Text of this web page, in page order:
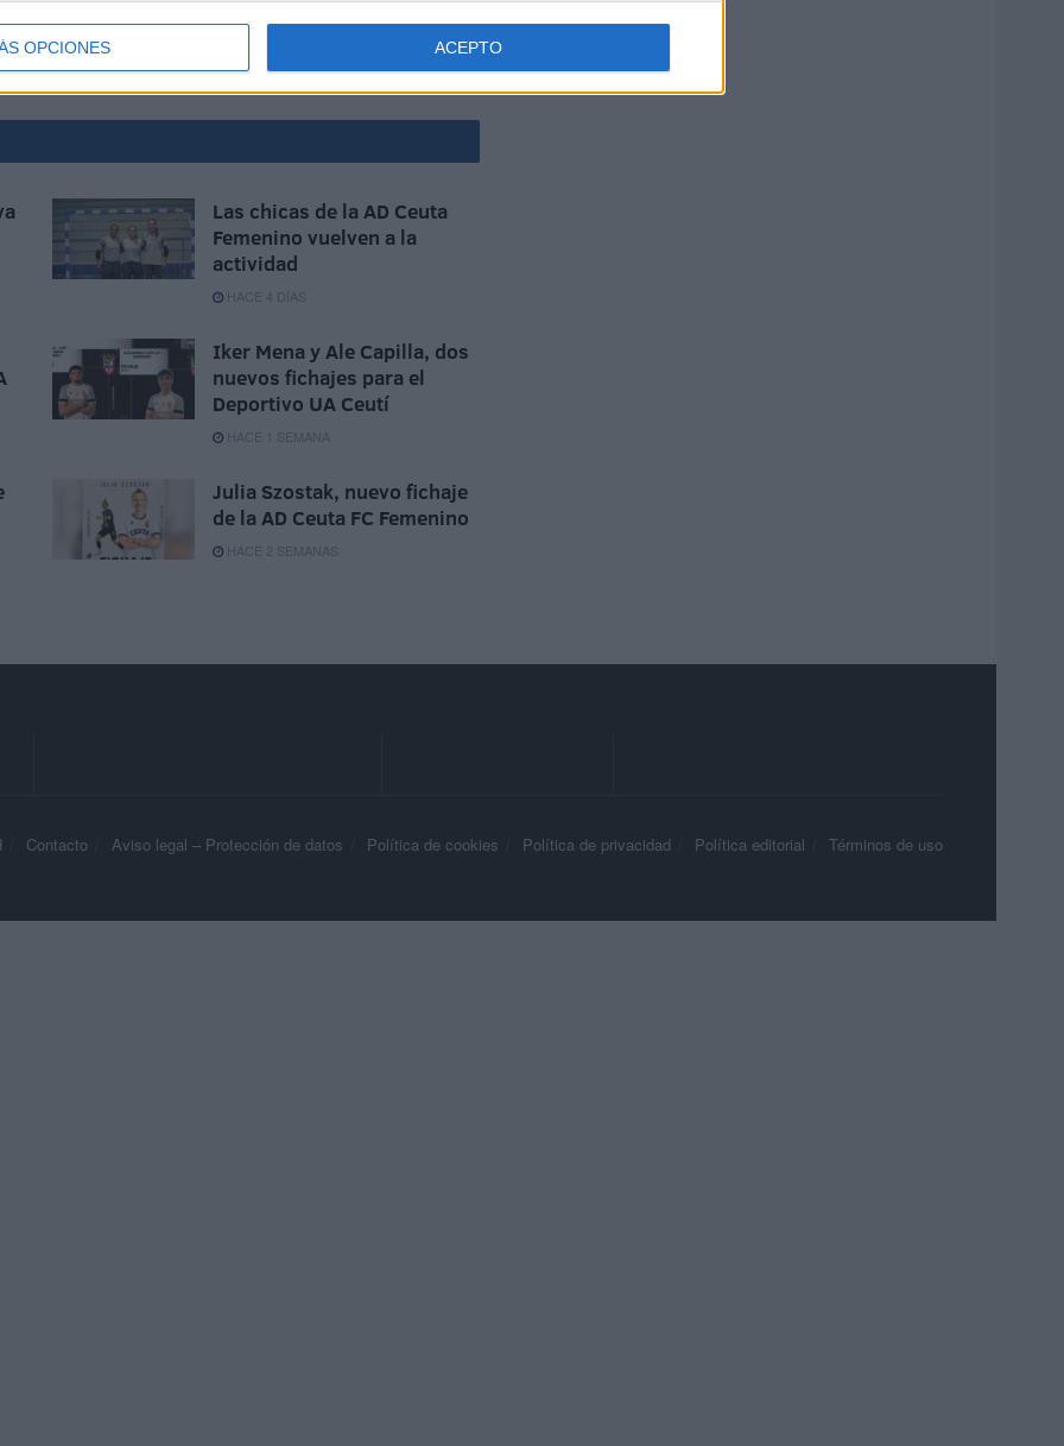
OPCIONES ACEPTO
Las chicas de la AD Ceuta
Femenino vuelven a la
actividad
HACE 4 DÍAS
Iker Mena y Ale Capilla, dos
nuevos fichajes para el
Deportivo UA Ceutí
HACE 1 SEMANA
Julia Szostak, nuevo fichaje
de la AD Ceuta FC Femenino
HACE 2 SEMANAS
Contacto Aviso legal – Protección de datos Política de cookies Política de privacidad Política editorial Términos de uso